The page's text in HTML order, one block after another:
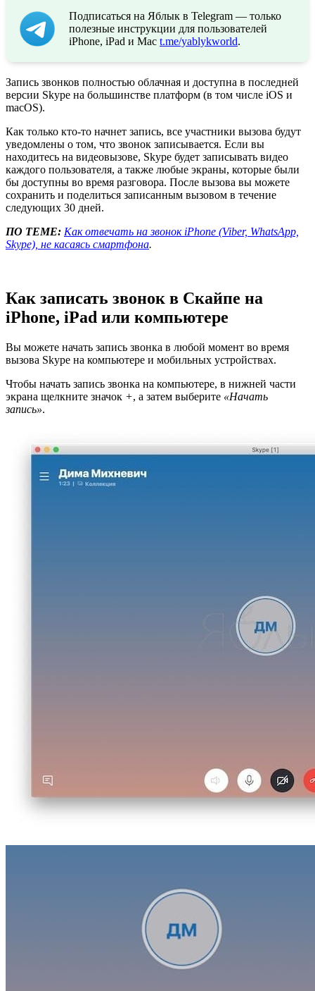
Подписаться на Яблык в Telegram — только
полезные инструкции для пользователей
iPhone, iPad и Mac t.me/yablykworld.
Запись звонков полностью облачная и доступна в последней
версии Skype на большинстве платформ (в том числе iOS и
macOS).
Как только кто-то начнет запись, все участники вызова будут
уведомлены о том, что звонок записывается. Если вы
находитесь на видеовызове, Skype будет записывать видео
каждого пользователя, а также любые экраны, которые были
бы доступны во время разговора. После вызова вы можете
сохранить и поделиться записанным вызовом в течение
следующих 30 дней.
ПО ТЕМЕ: Как отвечать на звонок iPhone (Viber, WhatsApp,
Skype), не касаясь смартфона.
Как записать звонок в Скайпе на
iPhone, iPad или компьютере
Вы можете начать запись звонка в любой момент во время
вызова Skype на компьютере и мобильных устройствах.
Чтобы начать запись звонка на компьютере, в нижней части
экрана щелкните значок +, а затем выберите «Начать
запись».